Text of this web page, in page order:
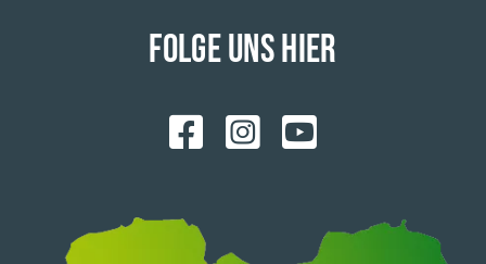
FOLGE UNS HIER